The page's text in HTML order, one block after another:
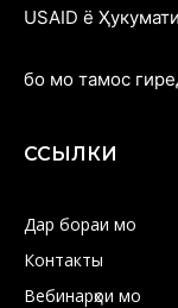
USAID ё
бо мо тамос
ССЫЛКИ
Дар бораи мо
Контакты
Вебинарҳои мо